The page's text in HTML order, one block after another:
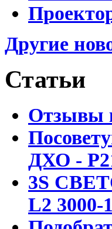
Другие
Статьи
Отзывы
ДХО -
3S
L2 3000-